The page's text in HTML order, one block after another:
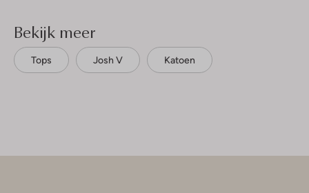
Bekijk meer
Tops Josh V Katoen